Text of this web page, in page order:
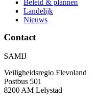
Beleid & plannen
Landelijk
Nieuws
Contact
SAMIJ
Veiligheidsregio Flevoland
Postbus 501
8200 AM Lelystad